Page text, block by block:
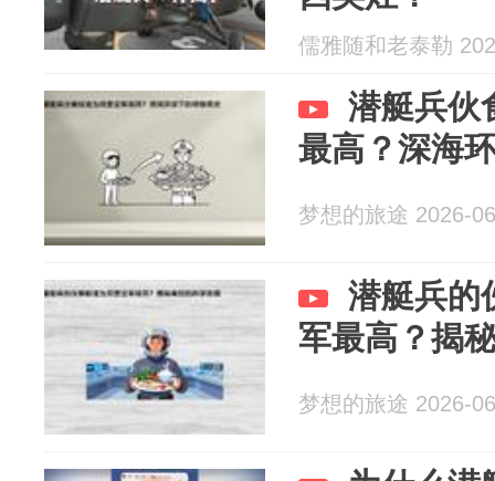
儒雅随和老泰勒
潜艇兵伙
最高？深海
梦想的旅途 2026-
潜艇兵的
军最高？揭
梦想的旅途 2026-